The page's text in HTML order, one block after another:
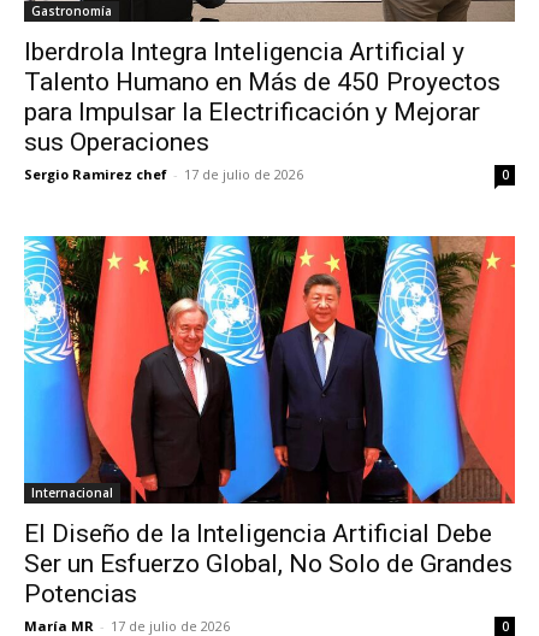
Gastronomía
Iberdrola Integra Inteligencia Artificial y
Talento Humano en Más de 450 Proyectos
para Impulsar la Electrificación y Mejorar
sus Operaciones
Sergio Ramirez chef - 17 de julio de 2026 0
Internacional
El Diseño de la Inteligencia Artificial Debe
Ser un Esfuerzo Global, No Solo de Grandes
Potencias
María MR - 17 de julio de 2026 0